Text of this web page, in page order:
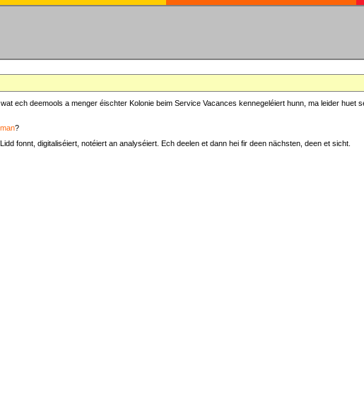
ech deemools a menger éischter Kolonie beim Service Vacances kennegeléiert hunn, ma leider huet
?
fonnt, digitaliséiert, notéiert an analyséiert. Ech deelen et dann hei fir deen nächsten, deen et sicht.